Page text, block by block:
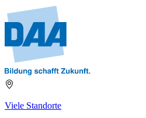
Viele Standorte